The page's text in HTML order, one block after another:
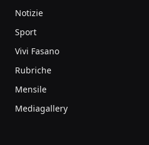
Notizie
Sport
Vivi Fasano
Rubriche
Mensile
Mediagallery